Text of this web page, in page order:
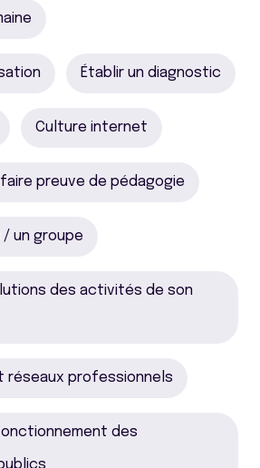
Établir un diagnostic
Culture internet
preuve de pédagogie
/ un groupe
des activités de son
réseaux professionnels
des